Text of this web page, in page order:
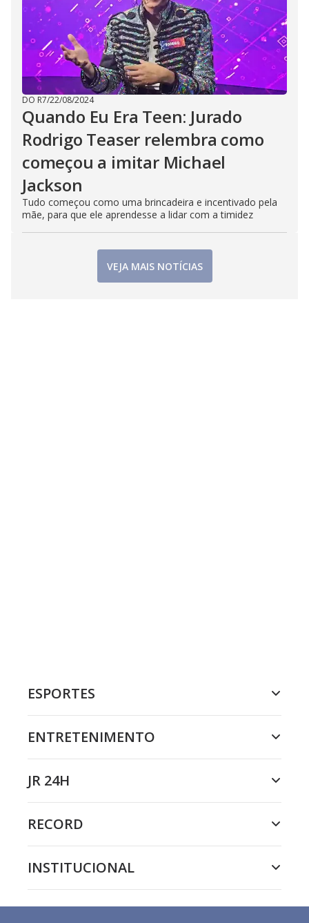
DO R7/22/08/2024
Quando Eu Era Teen: Jurado
Rodrigo Teaser relembra como
começou a imitar Michael
Jackson
Tudo começou como uma brincadeira e incentivado pela
mãe, para que ele aprendesse a lidar com a timidez
VEJA MAIS NOTÍCIAS
ESPORTES
ENTRETENIMENTO
JR 24H
RECORD
INSTITUCIONAL